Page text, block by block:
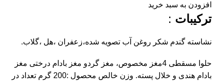
افزودن به سبد خرید
ترکیبات :
نشاسته گندم شکر روغن آب تصویه شده،زعفران ،هل ،گلاب.
حلوا مسقطی 4مغز مخصوص، مغز گردو مغز بادام درختی مغز
بادام هندی و خلال پسته. وزن خالص محصول :200 گرم تعداد در